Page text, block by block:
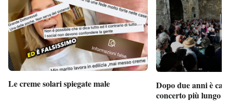
Le creme solari spiegate male
Dopo due anni è
concerto più lungo